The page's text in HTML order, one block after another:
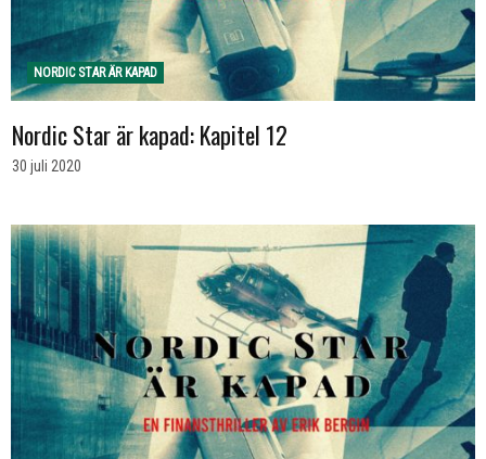
NORDIC STAR ÄR KAPAD
Nordic Star är kapad: Kapitel 12
30 juli 2020